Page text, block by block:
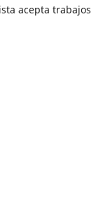
acepta trabajos